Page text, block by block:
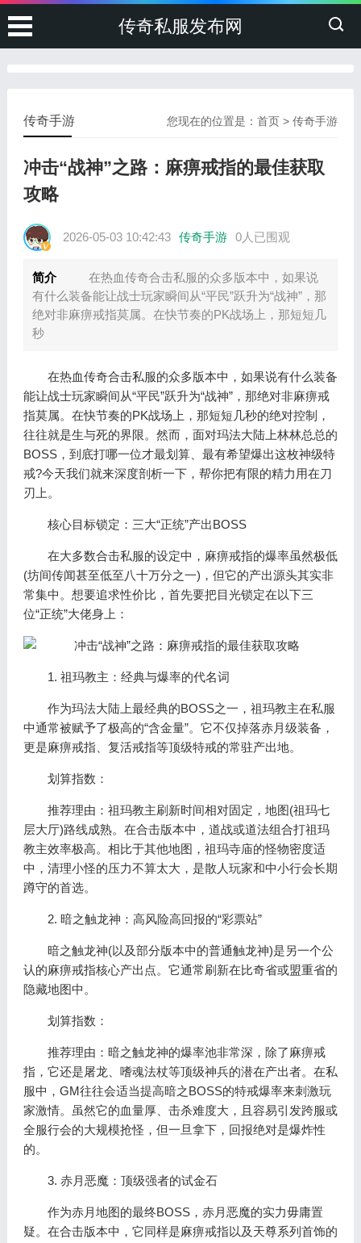
传奇私服发布网
您现在的位置是：首页 >传奇手游
传奇手游
冲击“战神”之路：麻痹戒指的最佳获取
攻略
2026-05-03 10:42:43 传奇手游 0人已围观
简介
在热血传奇合击私服的众多版本中，如果说
有什么装备能让战士玩家瞬间从“平民”跃升为“战神”，那
绝对非麻痹戒指莫属。在快节奏的PK战场上，那短短几
秒
在热血传奇合击私服的众多版本中，如果说有什么装备
能让战士玩家瞬间从“平民”跃升为“战神”，那绝对非麻痹戒
指莫属。在快节奏的PK战场上，那短短几秒的绝对控制，
往往就是生与死的界限。然而，面对玛法大陆上林林总总的
BOSS，到底打哪一位才最划算、最有希望爆出这枚神级特
戒?今天我们就来深度剖析一下，帮你把有限的精力用在刀
刃上。
核心目标锁定：三大“正统”产出BOSS
在大多数合击私服的设定中，麻痹戒指的爆率虽然极低
(坊间传闻甚至低至八十万分之一)，但它的产出源头其实非
常集中。想要追求性价比，首先要把目光锁定在以下三
位“正统”大佬身上：
1. 祖玛教主：经典与爆率的代名词
作为玛法大陆上最经典的BOSS之一，祖玛教主在私服
中通常被赋予了极高的“含金量”。它不仅掉落赤月级装备，
更是麻痹戒指、复活戒指等顶级特戒的常驻产出地。
划算指数：
推荐理由：祖玛教主刷新时间相对固定，地图(祖玛七
层大厅)路线成熟。在合击版本中，道战或道法组合打祖玛
教主效率极高。相比于其他地图，祖玛寺庙的怪物密度适
中，清理小怪的压力不算太大，是散人玩家和中小行会长期
蹲守的首选。
2. 暗之触龙神：高风险高回报的“彩票站”
暗之触龙神(以及部分版本中的普通触龙神)是另一个公
认的麻痹戒指核心产出点。它通常刷新在比奇省或盟重省的
隐藏地图中。
划算指数：
推荐理由：暗之触龙神的爆率池非常深，除了麻痹戒
指，它还是屠龙、嗜魂法杖等顶级神兵的潜在产出者。在私
服中，GM往往会适当提高暗之BOSS的特戒爆率来刺激玩
家激情。虽然它的血量厚、击杀难度大，且容易引发跨服或
全服行会的大规模抢怪，但一旦拿下，回报绝对是爆炸性
的。
3. 赤月恶魔：顶级强者的试金石
作为赤月地图的最终BOSS，赤月恶魔的实力毋庸置
疑。在合击版本中，它同样是麻痹戒指以及天尊系列首饰的